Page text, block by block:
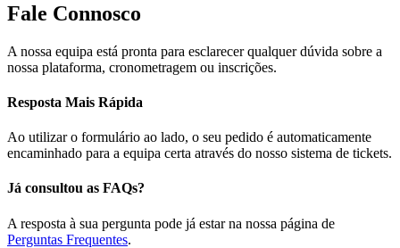
Fale Connosco
A nossa equipa está pronta para esclarecer qualquer dúvida sobre a
nossa plataforma, cronometragem ou inscrições.
Resposta Mais Rápida
Ao utilizar o formulário ao lado, o seu pedido é automaticamente
encaminhado para a equipa certa através do nosso sistema de tickets.
Já consultou as FAQs?
A resposta à sua pergunta pode já estar na nossa página de
Perguntas Frequentes.